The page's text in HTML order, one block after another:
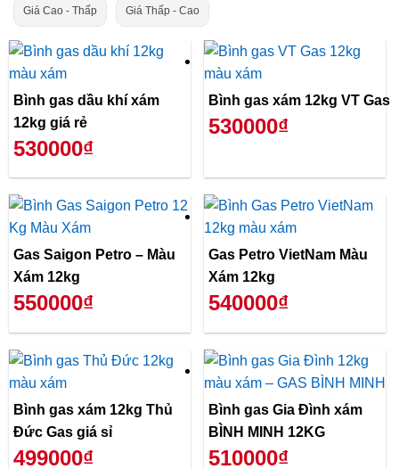
Giá Cao - Thấp Giá Thấp - Cao
Bình gas dầu khí xám
12kg giá rẻ
530000₫
Bình gas xám 12kg VT Gas
530000₫
Gas Saigon Petro – Màu
Xám 12kg
550000₫
Gas Petro VietNam Màu
Xám 12kg
540000₫
Bình gas xám 12kg Thủ
Đức Gas giá sỉ
499000₫
Bình gas Gia Đình xám
BÌNH MINH 12KG
510000₫